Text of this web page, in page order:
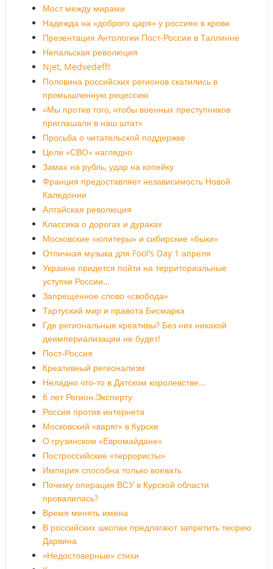
Мост между мирами
Надежда на «доброго царя» у россиян в крови
Презентация Антологии Пост-России в Таллинне
Непальская революция
Njet, Medvedeff!
Половина российских регионов скатились в
промышленную рецессию
«Мы против того, чтобы военных преступников
приглашали в наш штат»
Просьба о читательской поддержке
Цели «СВО» наглядно
Замах на рубль, удар на копейку
Франция предоставляет независимость Новой
Каледонии
Алтайская революция
Классика о дорогах и дураках
Московские «юпитеры» и сибирские «быки»
Отличная музыка для Fool’s Day 1 апреля
Украине придется пойти на территориальные
уступки России…
Запрещенное слово «свобода»
Тартуский мир и правота Бисмарка
Где региональные креативы? Без них никакой
деимпериализации не будет!
Пост-Россия
Креативный регионализм
Неладно что-то в Датском королевстве…
6 лет Регион.Эксперту
Россия против интернета
Московский «варяг» в Курске
О грузинском «Евромайдане»
Построссийские «террористы»
Империя способна только воевать
Почему операция ВСУ в Курской области
провалилась?
Время менять имена
В российских школах предлагают запретить теорию
Дарвина
«Недостоверные» стихи